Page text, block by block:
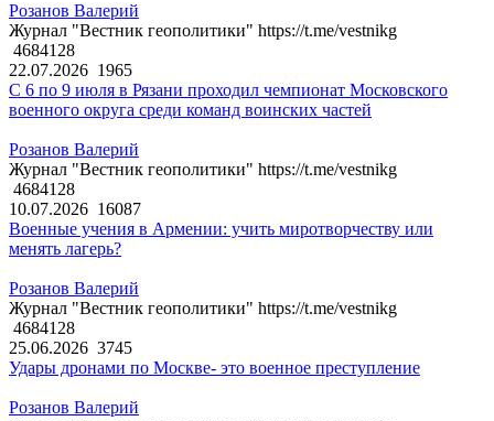
Розанов Валерий
Журнал "Вестник геополитики" https://t.me/vestnikg
4684128
22.07.2026 1965
С 6 по 9 июля в Рязани проходил чемпионат Московского
военного округа среди команд воинских частей
Розанов Валерий
Журнал "Вестник геополитики" https://t.me/vestnikg
4684128
10.07.2026 16087
Военные учения в Армении: учить миротворчеству или
менять лагерь?
Розанов Валерий
Журнал "Вестник геополитики" https://t.me/vestnikg
4684128
25.06.2026 3745
Удары дронами по Москве- это военное преступление
Розанов Валерий